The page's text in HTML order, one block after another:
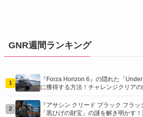
GNR週間ランキング
1
『Forza Horizon 6』の隠れた「
に獲得する方法！チャレンジクリア
2
『アサシン クリード ブラック フラ
「黒ひげの財宝」の謎を解き明かす